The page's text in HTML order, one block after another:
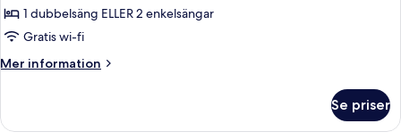
1 dubbelsäng ELLER 2 enkelsängar
Gratis wi-fi
Mer information
Mer
Room
Se priser